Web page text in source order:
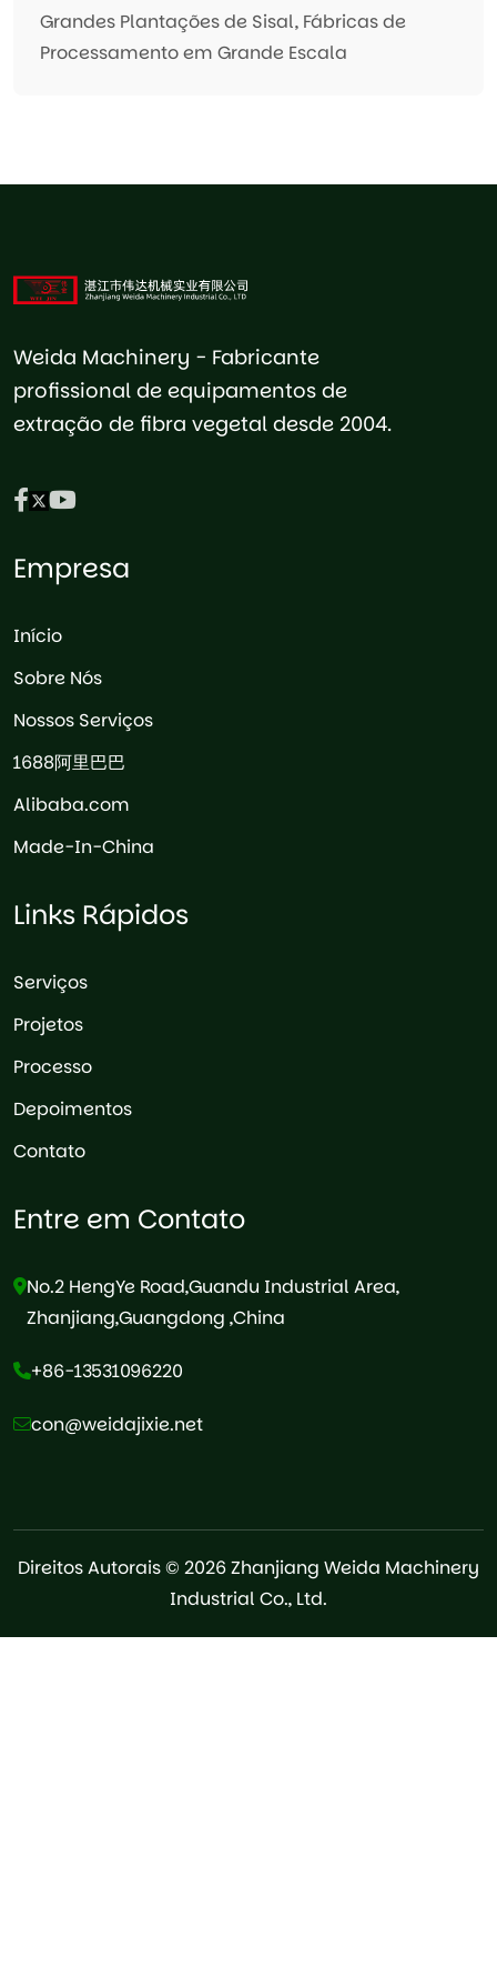
Grandes Plantações de Sisal, Fábricas de
Processamento em Grande Escala
Weida Machinery - Fabricante
profissional de equipamentos de
extração de fibra vegetal desde 2004.
Empresa
Início
Sobre Nós
Nossos Serviços
1688阿里巴巴
Alibaba.com
Made-In-China
Links Rápidos
Serviços
Projetos
Processo
Depoimentos
Contato
Entre em Contato
No.2 HengYe Road,Guandu Industrial Area,
Zhanjiang,Guangdong ,China
+86-13531096220
con@weidajixie.net
Direitos Autorais © 2026 Zhanjiang Weida Machinery
Industrial Co., Ltd.